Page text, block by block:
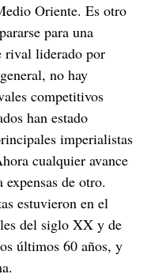
Oriente. Es otro
para una
rival liderado por
no hay
competitivos
han estado
imperialistas
cualquier avance
de otro.
estuvieron en el
del siglo XX y de
últimos 60 años, y